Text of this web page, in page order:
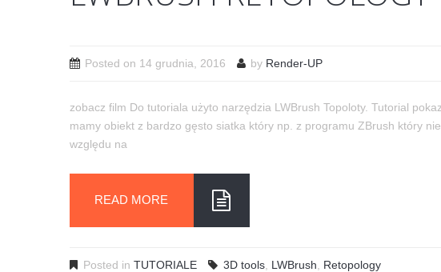
Posted on 14 grudnia, 2016 by Render-UP
zobacz film Do tutoriala użyto narzędzia LWBrush Topoloty. Tutorial
mamy obiekt z bardzo gęsto siatka który np. z programu ZBrush który
względu na
READ MORE
Posted in TUTORIALE 3D tools LWBrush Retopology